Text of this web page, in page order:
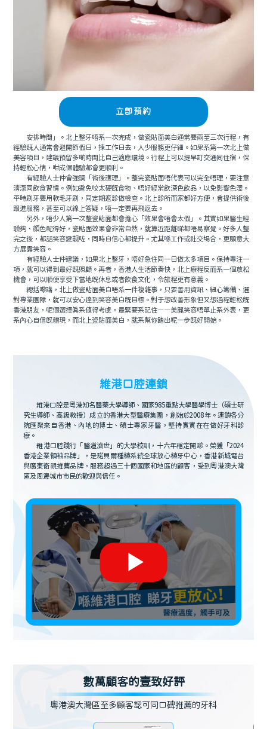
立即預約
安排時間」。北上整牙唔系一次完成，做瓷貼面美白通常要兩至三次行程，有
經驗既人通常會避開節假日，揀工作日去，人少服務更仔細。如果系第一次北上做
美容項目，建議預留多啲時間比自己適應環境。行程上可以提早訂交通同住宿，保
持輕松心情，咁成個體驗都會更順利。
有經驗人士仲會強調「術後護理」。整完瓷貼面唔代表可以完全唔理，要注意
清潔同飲食習慣。例如避免咬太硬既食物、唔好經常飲深色飲品，以免影響色澤。
平時刷牙要用軟毛牙刷，同定期返診做檢查。北上診所而家都好方便，會提供術後
跟進服務，甚至可以線上答疑，唔一定要再飛返去。
另外，唔少人第一次整瓷貼面都會擔心「效果會唔會太假」。其實如果醫生經
驗夠、顔色配得好，瓷貼面效果會非常自然，就算近距離睇都唔易察覺。好多人整
完之後，都話笑容變靓咗，同時自信心都提升。尤其喺工作或社交場合，更願意大
方展露笑容。
有經驗人士仲建議，如果北上整牙，唔好急住同一日做太多項目。保持專注一
項，就可以得到最好既照顧。再者，香港人生活節奏快，北上療程反而系一個放松
機會，可以順便享受下當地既休息或者飲食文化，令旅程更有意義。
總括嚟講，北上做瓷貼面美白唔系一件複雜事，只要善用資訊、細心籌備、選
對專業團隊，就可以安心達到笑容美白既目標。對于想改善形象但又想過程輕松既
香港朋友，呢個選擇真系值得考慮。最緊要系記住——美麗笑容唔單止系外表，更
系內心自信既體現，而北上瓷貼面美白，就系幫你踏出呢一步既好開始。
維港口腔連鎖
維港口腔是粵港知名醫藥大學導師、國家985重點大學醫學博士（碩士研
究生導師、高級教授）成立的香港大型醫療集團，創始於2008年。連鎖各分
院匯聚來自香港、內地的博士、碩士專家牙醫，堅持實實在在做好牙科診
療。
維港口腔踐行「醫道濟世」的大學校訓，十六年穩定開診。榮獲「2024
香港企業領袖品牌」，是諾貝爾種植系統全球放心植牙中心，香港新城電台
與廣東衛視推薦品牌，服務超過三十個國家和地區的顧客，受到粵港澳大灣
區及周邊城市市民的歡迎與信任。
數萬顧客的壹致好評
粵港澳大灣區至多顧客認可同口碑推薦的牙科